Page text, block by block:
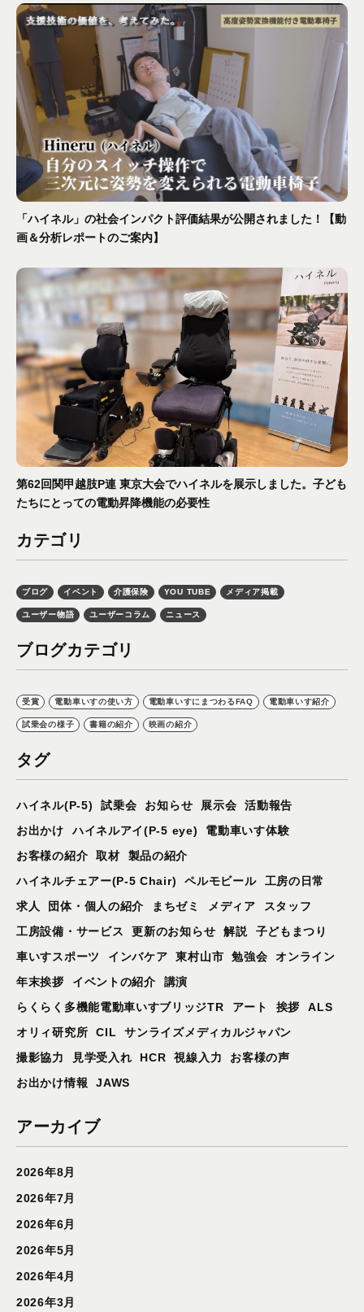
「ハイネル」の社会インパクト評価結果が公開されました！【動
画＆分析レポートのご案内】
第62回関甲越肢P連 東京大会でハイネルを展示しました。子ども
たちにとっての電動昇降機能の必要性
カテゴリ
ブログ イベント 介護保険 YOU TUBE メディア掲載
ユーザー物語 ユーザーコラム ニュース
ブログカテゴリ
受賞 電動車いすの使い方 電動車いすにまつわるFAQ 電動車いす紹介
試乗会の様子 書籍の紹介 映画の紹介
タグ
ハイネル(P-5) 試乗会 お知らせ 展示会
活動報告
お出かけ
ハイネルアイ(P-5 eye)
電動車いす体験
お客様の紹介
取材
製品の紹介
ハイネルチェアー(P-5 Chair)
ペルモビール
工房の日常
求人
団体・個人の紹介 まちゼミ メディア
スタッフ
工房設備・サービス
更新のお知らせ 解説
子どもまつり
車いすスポーツ
インバケア 東村山市 勉強会
オンライン
年末挨拶
イベントの紹介
講演
らくらく多機能電動車いすブリッジTR
アート 挨拶
ALS
オリィ研究所
CIL
サンライズメディカルジャパン
撮影協力
見学受入れ HCR 視線入力
お客様の声
お出かけ情報
JAWS
アーカイブ
2026年8月
2026年7月
2026年6月
2026年5月
2026年4月
2026年3月